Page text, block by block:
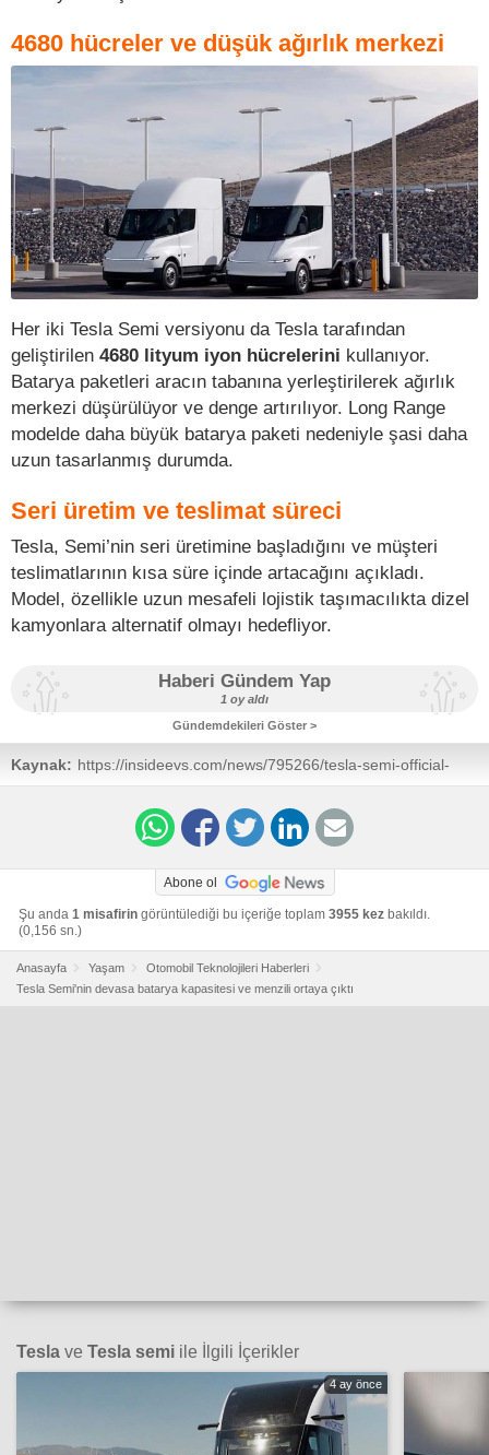
4680 hücreler ve düşük ağırlık merkezi
Her iki Tesla Semi versiyonu da Tesla tarafından
geliştirilen 4680 lityum iyon hücrelerini kullanıyor.
Batarya paketleri aracın tabanına yerleştirilerek ağırlık
merkezi düşürülüyor ve denge artırılıyor. Long Range
modelde daha büyük batarya paketi nedeniyle şasi daha
uzun tasarlanmış durumda.
Seri üretim ve teslimat süreci
Tesla, Semi’nin seri üretimine başladığını ve müşteri
teslimatlarının kısa süre içinde artacağını açıkladı.
Model, özellikle uzun mesafeli lojistik taşımacılıkta dizel
kamyonlara alternatif olmayı hedefliyor.
Haberi Gündem Yap
1 oy aldı
Gündemdekileri Göster >
Kaynak: https://insideevs.com/news/795266/tesla-semi-official-
battery-capacity/
Abone ol
Şu anda 1 misafirin görüntülediği bu içeriğe toplam 3955 kez bakıldı.
(0,156 sn.)
Anasayfa Yaşam
Otomobil Teknolojileri Haberleri
Tesla Semi'nin devasa batarya kapasitesi ve menzili ortaya çıktı
Tesla ve Tesla semi ile İlgili İçerikler
4 ay önce